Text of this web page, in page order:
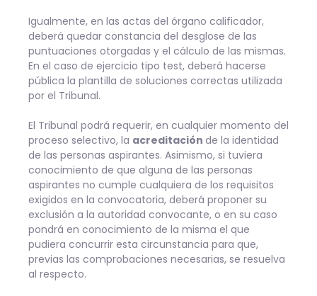
Igualmente, en las actas del órgano calificador,
deberá quedar constancia del desglose de las
puntuaciones otorgadas y el cálculo de las mismas.
En el caso de ejercicio tipo test, deberá hacerse
pública la plantilla de soluciones correctas utilizada
por el Tribunal.
El Tribunal podrá requerir, en cualquier momento del
proceso selectivo, la acreditación de la identidad
de las personas aspirantes. Asimismo, si tuviera
conocimiento de que alguna de las personas
aspirantes no cumple cualquiera de los requisitos
exigidos en la convocatoria, deberá proponer su
exclusión a la autoridad convocante, o en su caso
pondrá en conocimiento de la misma el que
pudiera concurrir esta circunstancia para que,
previas las comprobaciones necesarias, se resuelva
al respecto.